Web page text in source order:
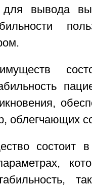
вывода
облегчающих
состоит